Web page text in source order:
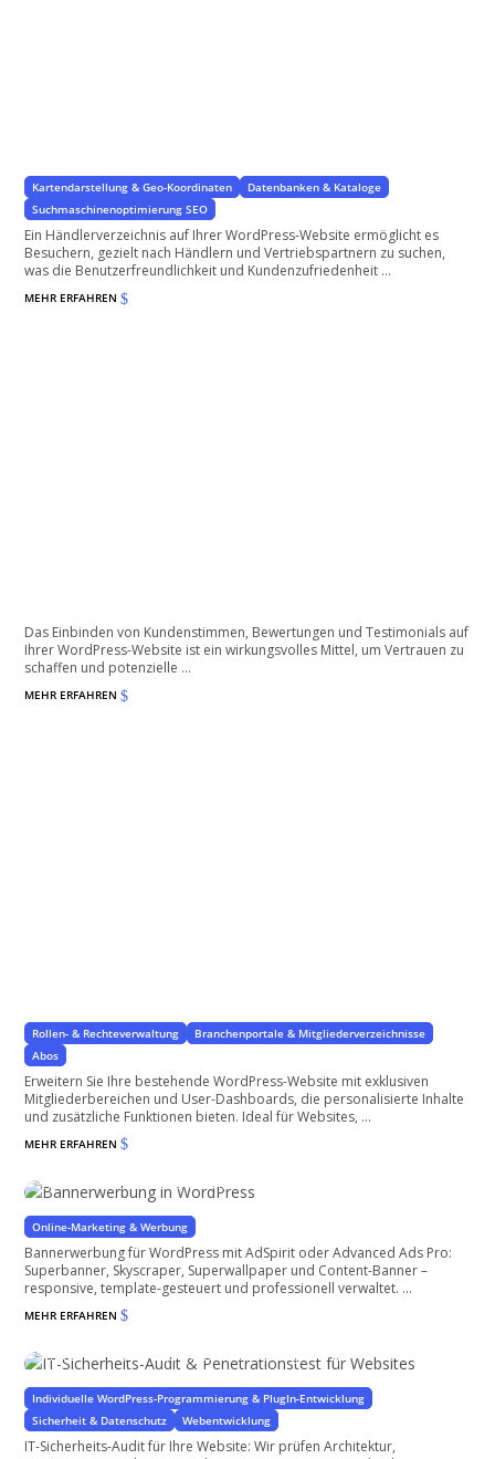
Kartendarstellung & Geo-Koordinaten
Datenbanken & Kataloge
Suchmaschinenoptimierung SEO
Ein Händlerverzeichnis auf Ihrer WordPress-Website ermöglicht es
Besuchern, gezielt nach Händlern und Vertriebspartnern zu suchen,
was die Benutzerfreundlichkeit und Kundenzufriedenheit ...
MEHR ERFAHREN$
Das Einbinden von Kundenstimmen, Bewertungen und Testimonials auf
Ihrer WordPress-Website ist ein wirkungsvolles Mittel, um Vertrauen zu
schaffen und potenzielle ...
MEHR ERFAHREN$
Rollen- & Rechteverwaltung
Branchenportale & Mitgliederverzeichnisse
Abos
Erweitern Sie Ihre bestehende WordPress-Website mit exklusiven
Mitgliederbereichen und User-Dashboards, die personalisierte Inhalte
und zusätzliche Funktionen bieten. Ideal für Websites, ...
MEHR ERFAHREN$
Bannerwerbung in WordPress
Verdienen Sie Geld mit Ihrer Website
Online-Marketing & Werbung
Bannerwerbung für WordPress mit AdSpirit oder Advanced Ads Pro:
Superbanner, Skyscraper, Superwallpaper und Content-Banner –
responsive, template-gesteuert und professionell verwaltet. ...
MEHR ERFAHREN$
IT-Sicherheits-Audit & Penetrationstest für Websites
Sicherheit von der Konzeption bis zur Umsetzung
Individuelle WordPress-Programmierung & PlugIn-Entwicklung
Sicherheit & Datenschutz
Webentwicklung
IT-Sicherheits-Audit für Ihre Website: Wir prüfen Architektur,